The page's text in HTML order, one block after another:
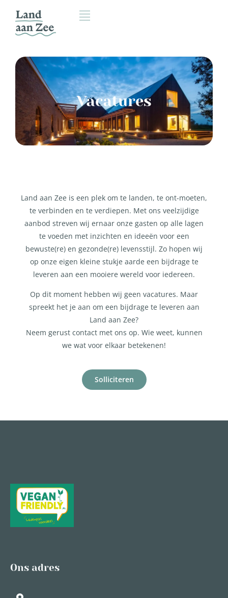
Vacatures
Land aan Zee is een plek om te landen, te ont-moeten,
te verbinden en te verdiepen. Met ons veelzijdige
aanbod streven wij ernaar onze gasten op alle lagen
te voeden met inzichten en ideeën voor een
bewuste(re) en gezonde(re) levensstijl. Zo hopen wij
op onze eigen kleine stukje aarde een bijdrage te
leveren aan een mooiere wereld voor iedereen.
Op dit moment hebben wij geen vacatures. Maar
spreekt het je aan om een bijdrage te leveren aan
Land aan Zee?
Neem gerust contact met ons op. Wie weet, kunnen
we wat voor elkaar betekenen!
Solliciteren
Ons adres